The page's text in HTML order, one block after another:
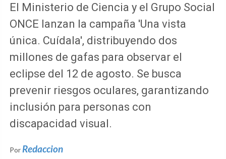
El Ministerio de Ciencia y el Grupo Social
ONCE lanzan la campaña 'Una vista
única. Cuídala', distribuyendo dos
millones de gafas para observar el
eclipse del 12 de agosto. Se busca
prevenir riesgos oculares, garantizando
inclusión para personas con
discapacidad visual.
Por Redaccion